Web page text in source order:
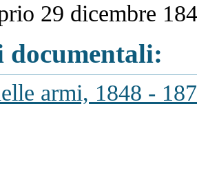
29 dicembre
documentali:
armi, 1848 -